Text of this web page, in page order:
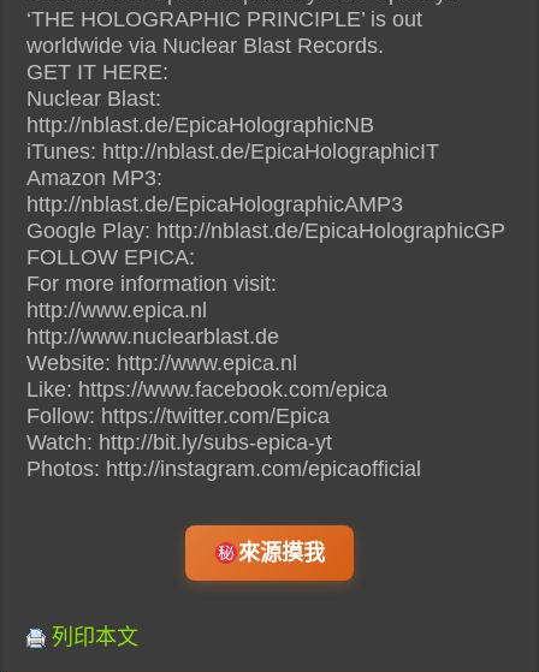
‘THE HOLOGRAPHIC PRINCIPLE’ is out
worldwide via Nuclear Blast Records.
GET IT HERE:
Nuclear Blast:
http://nblast.de/EpicaHolographicNB
iTunes: http://nblast.de/EpicaHolographicIT
Amazon MP3:
http://nblast.de/EpicaHolographicAMP3
Google Play: http://nblast.de/EpicaHolographicGP
FOLLOW EPICA:
For more information visit:
http://www.epica.nl
http://www.nuclearblast.de
Website: http://www.epica.nl
Like: https://www.facebook.com/epica
Follow: https://twitter.com/Epica
Watch: http://bit.ly/subs-epica-yt
Photos: http://instagram.com/epicaofficial
來源摸我
列印本文